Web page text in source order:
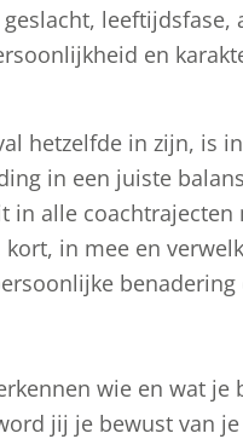
leeftijdsfase,
en
hetzelfde in zijn, is
in een juiste
in alle coachtrajecten
in mee en
wie en wat je
jij je bewust van